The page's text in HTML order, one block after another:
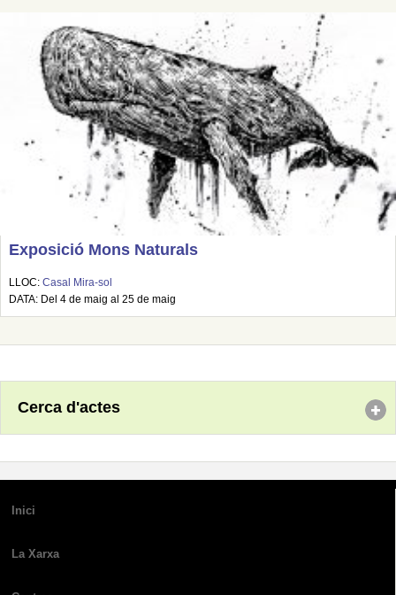
Exposició Mons Naturals
LLOC: Casal Mira-sol
DATA: Del 4 de maig al 25 de maig
Cerca d'actes
Inici
La Xarxa